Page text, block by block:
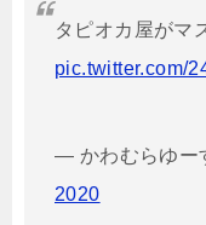
タピオカ屋がマ
pic.twitter.com/
— かわむらゆー
2020